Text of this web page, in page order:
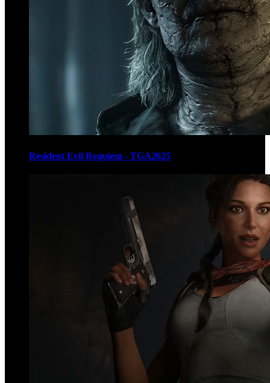
Resident Evil Requiem - TGA2025